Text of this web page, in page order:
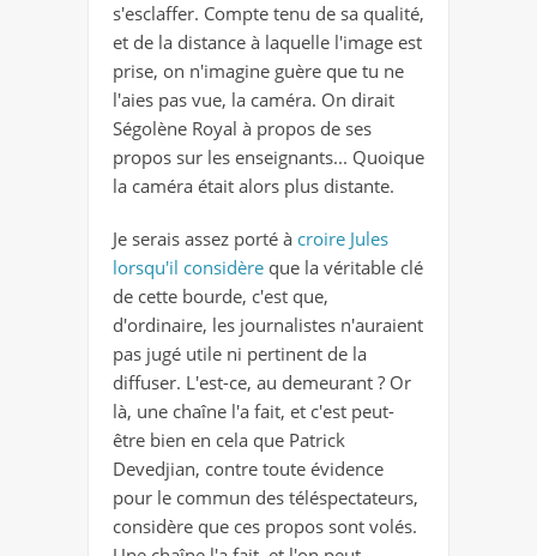
s'esclaffer. Compte tenu de sa qualité,
et de la distance à laquelle l'image est
prise, on n'imagine guère que tu ne
l'aies pas vue, la caméra. On dirait
Ségolène Royal à propos de ses
propos sur les enseignants... Quoique
la caméra était alors plus distante.
Je serais assez porté à croire Jules
lorsqu'il considère que la véritable clé
de cette bourde, c'est que,
d'ordinaire, les journalistes n'auraient
pas jugé utile ni pertinent de la
diffuser. L'est-ce, au demeurant ? Or
là, une chaîne l'a fait, et c'est peut-
être bien en cela que Patrick
Devedjian, contre toute évidence
pour le commun des téléspectateurs,
considère que ces propos sont volés.